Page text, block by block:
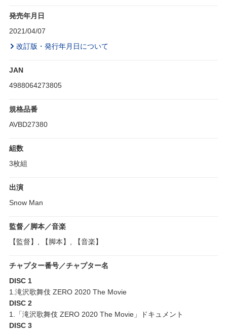
発売年月日
2021/04/07
改訂版・発行年月日について
JAN
4988064273805
規格品番
AVBD27380
組数
3枚組
出演
Snow Man
監督／脚本／音楽
【監督】, 【脚本】, 【音楽】
チャプター番号／チャプター名
DISC 1
1.滝沢歌舞伎 ZERO 2020 The Movie
DISC 2
1.「滝沢歌舞伎 ZERO 2020 The Movie」ドキュメント
DISC 3